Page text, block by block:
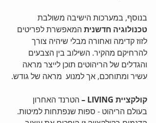
בנוסף, במערכות הישיבה משולבת
טכנולוגיה חדשנית המאפשרת לפריטים
לזוז קדימה ואחורה מבלי שיהיה צורך
להרחיקם מהקיר. השילוב בין הצבעים
והגדלים של הריהוטים תוכן לייצר מראה
עשיר ומתוחכם, אך למנוע  מראה של גודש.
קולקציית LIVING –
הטרנד האחרון
בעולם הריהוט - ספות שנפתחות למיטות.